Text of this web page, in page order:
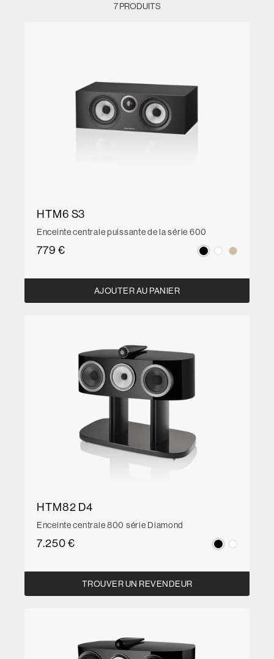
7 PRODUITS
HTM6 S3
Enceinte centrale puissante de la série 600
779 €
AJOUTER AU PANIER
HTM82 D4
Enceinte centrale 800 série Diamond
7.250 €
TROUVER UN REVENDEUR